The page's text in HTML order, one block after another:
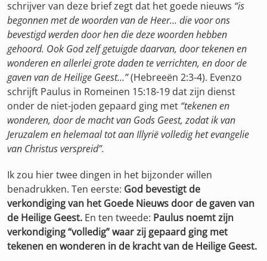
schrijver van deze brief zegt dat het goede nieuws “is
begonnen met de woorden van de Heer… die voor ons
bevestigd werden door hen die deze woorden hebben
gehoord. Ook God zelf getuigde daarvan, door tekenen en
wonderen en allerlei grote daden te verrichten, en door de
gaven van de Heilige Geest…”(Hebreeën 2:3-4). Evenzo
schrijft Paulus in Romeinen 15:18-19 dat zijn dienst
onder de niet-joden gepaard ging met “tekenen en
wonderen, door de macht van Gods Geest, zodat ik van
Jeruzalem en helemaal tot aan Illyrië volledig het evangelie
van Christus verspreid”.
Ik zou hier twee dingen in het bijzonder willen
benadrukken. Ten eerste: God bevestigt de
verkondiging van het Goede Nieuws door de gaven van
de Heilige Geest. En ten tweede: Paulus noemt zijn
verkondiging “volledig” waar zij gepaard ging met
tekenen en wonderen in de kracht van de Heilige Geest.